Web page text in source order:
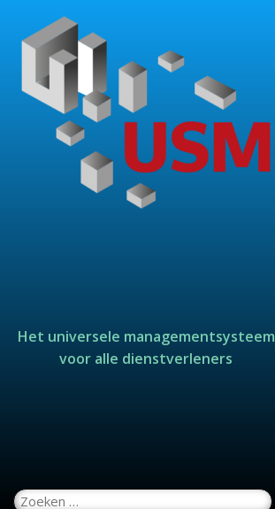
Het universele managementsysteem
voor alle dienstverleners
Zoeken naar: